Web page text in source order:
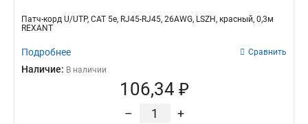
Патч-корд U/UTP, CAT 5e, RJ45-RJ45, 26AWG, LSZH, красный, 0,3м
REXANT
Подробнее Сравнить
Наличие: В наличии
106,34 ₽
– +